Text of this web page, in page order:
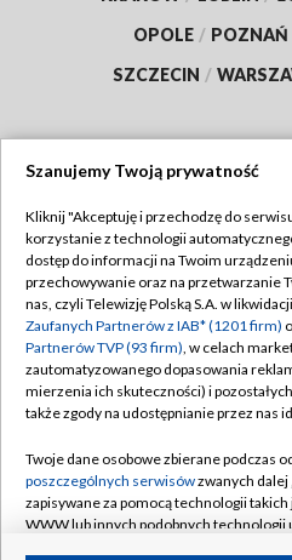
OPOLE / POZNAŃ
SZCZECIN /
Abonament TVP
Emisja w TVP
Centrum informacji TVP
Naziemna Telewizja Cyfrowa
Rada Programowa
System NOS
Informacje o nadawcy
Polityka
Moje
Szanujemy Twoją prywatność
Kliknij "Akceptuję i przechodzę do
korzystanie z technologii
dostęp do informacji na Twoim
przechowywanie oraz na przetwarzanie
nas, czyli Telewizję Polską S.A. w
Zaufanych Partnerów z IAB* (1201 firm)
Partnerów TVP (93 firm), w celach
zautomatyzowanego dopasowania
mierzenia ich skuteczności) i
także zgody na udostępnianie przez nas
Twoje dane osobowe zbierane podczas
poszczególnych serwisówzwanych
zapisywane za pomocą technologii
WWW lub innych podobnych